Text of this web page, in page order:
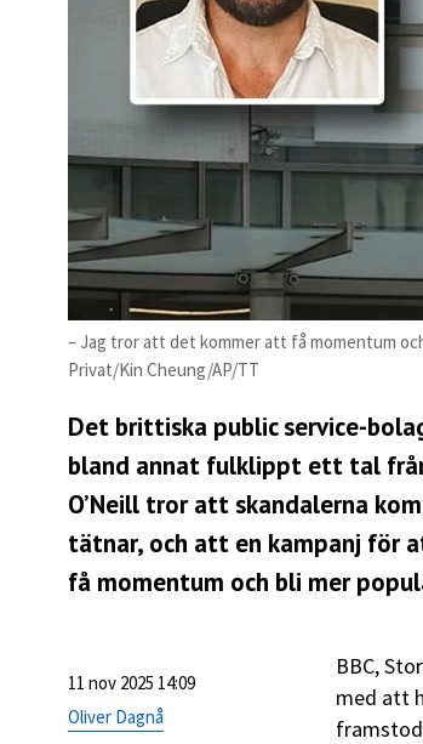
– Jag tror att det kommer att få momentum
Privat/Kin Cheung/AP/TT
Det brittiska public service-
bland annat fulklippt ett tal
O’Neill tror att skandalerna
tätnar, och att en kampanj för
få momentum och bli mer
11 nov 2025 14:09
Oliver Dagnå
BBC,
med att